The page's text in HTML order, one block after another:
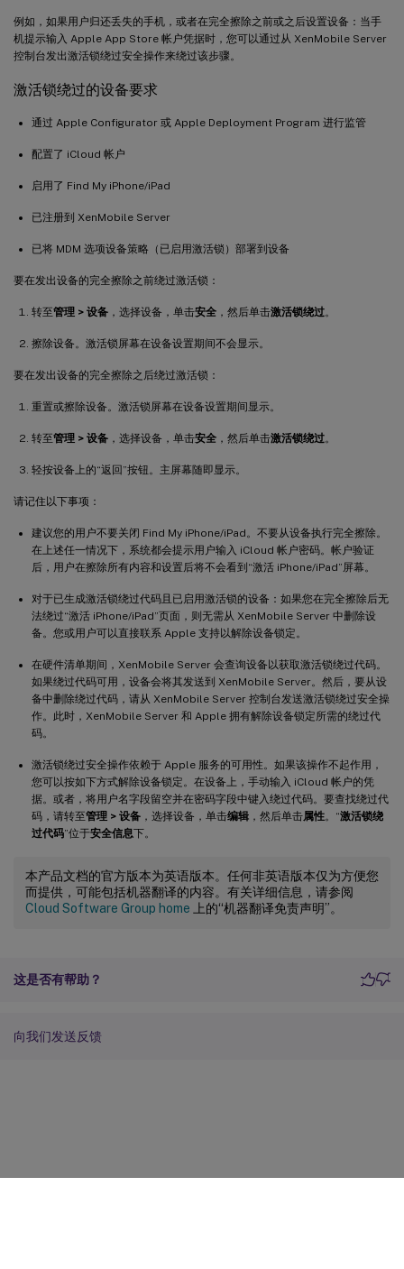
例如，如果用户归还丢失的手机，或者在完全擦除之前或之后设置设备：当手
机提示输入 Apple App Store 帐户凭据时，您可以通过从 XenMobile Server
控制台发出激活锁绕过安全操作来绕过该步骤。
激活锁绕过的设备要求
通过 Apple Configurator 或 Apple Deployment Program 进行监管
配置了 iCloud 帐户
启用了 Find My iPhone/iPad
已注册到 XenMobile Server
已将 MDM 选项设备策略（已启用激活锁）部署到设备
要在发出设备的完全擦除之前绕过激活锁：
转至管理 > 设备 ，选择设备，单击安全 ，然后单击激活锁绕过。
擦除设备。激活锁屏幕在设备设置期间不会显示。
要在发出设备的完全擦除之后绕过激活锁：
重置或擦除设备。激活锁屏幕在设备设置期间显示。
转至管理 > 设备 ，选择设备，单击安全 ，然后单击激活锁绕过。
轻按设备上的“返回”按钮。主屏幕随即显示。
请记住以下事项：
建议您的用户不要关闭 Find My iPhone/iPad。不要从设备执行完全擦除。
在上述任一情况下，系统都会提示用户输入 iCloud 帐户密码。帐户验证
后，用户在擦除所有内容和设置后将不会看到“激活 iPhone/iPad”屏幕。
对于已生成激活锁绕过代码且已启用激活锁的设备：如果您在完全擦除后无
法绕过“激活 iPhone/iPad”页面，则无需从 XenMobile Server 中删除设
备。您或用户可以直接联系 Apple 支持以解除设备锁定。
在硬件清单期间，XenMobile Server 会查询设备以获取激活锁绕过代码。
如果绕过代码可用，设备会将其发送到 XenMobile Server。然后，要从设
备中删除绕过代码，请从 XenMobile Server 控制台发送激活锁绕过安全操
作。此时，XenMobile Server 和 Apple 拥有解除设备锁定所需的绕过代
码。
激活锁绕过安全操作依赖于 Apple 服务的可用性。如果该操作不起作用，
您可以按如下方式解除设备锁定。在设备上，手动输入 iCloud 帐户的凭
据。或者，将用户名字段留空并在密码字段中键入绕过代码。要查找绕过代
码，请转至管理 > 设备 ，选择设备，单击编辑 ，然后单击属性。“激活锁绕
过代码”位于安全信息下。
本产品文档的官方版本为英语版本。任何非英语版本仅为方便您
而提供，可能包括机器翻译的内容。有关详细信息，请参阅
Cloud Software Group home 上的“机器翻译免责声明”。
这是否有帮助？
向我们发送反馈